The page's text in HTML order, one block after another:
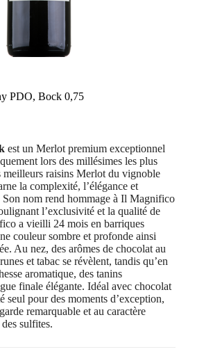
PDO, Bock 0,75
est un Merlot premium exceptionnel
lors des millésimes les plus
meilleurs raisins Merlot du vignoble
la complexité, l’élégance et
Son nom rend hommage à Il Magnifico
l’exclusivité et la qualité de
a vieilli 24 mois en barriques
couleur sombre et profonde ainsi
Au nez, des arômes de chocolat au
et tabac se révèlent, tandis qu’en
aromatique, des tanins
finale élégante. Idéal avec chocolat
seul pour des moments d’exception,
remarquable et au caractère
sulfites.